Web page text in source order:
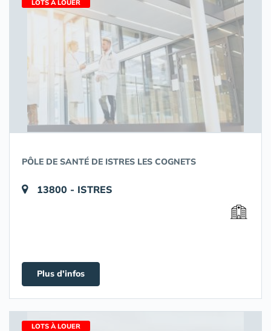
LOTS À LOUER
PÔLE DE SANTÉ DE ISTRES LES COGNETS
13800 - ISTRES
Plus d'infos
LOTS À LOUER